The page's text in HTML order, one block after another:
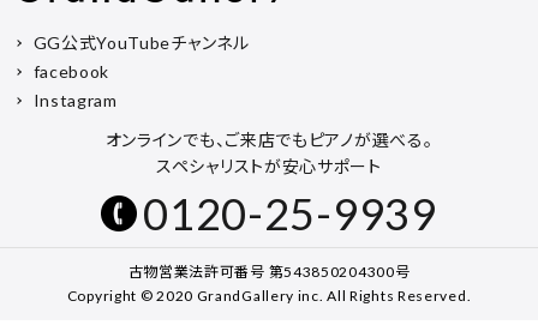
GG公式YouTubeチャンネル
facebook
Instagram
オンラインでも、ご来店でもピアノが選べる。
スペシャリストが安心サポート
0120-25-9939
古物営業法許可番号 第543850204300号
Copyright © 2020 GrandGallery inc. All Rights Reserved.